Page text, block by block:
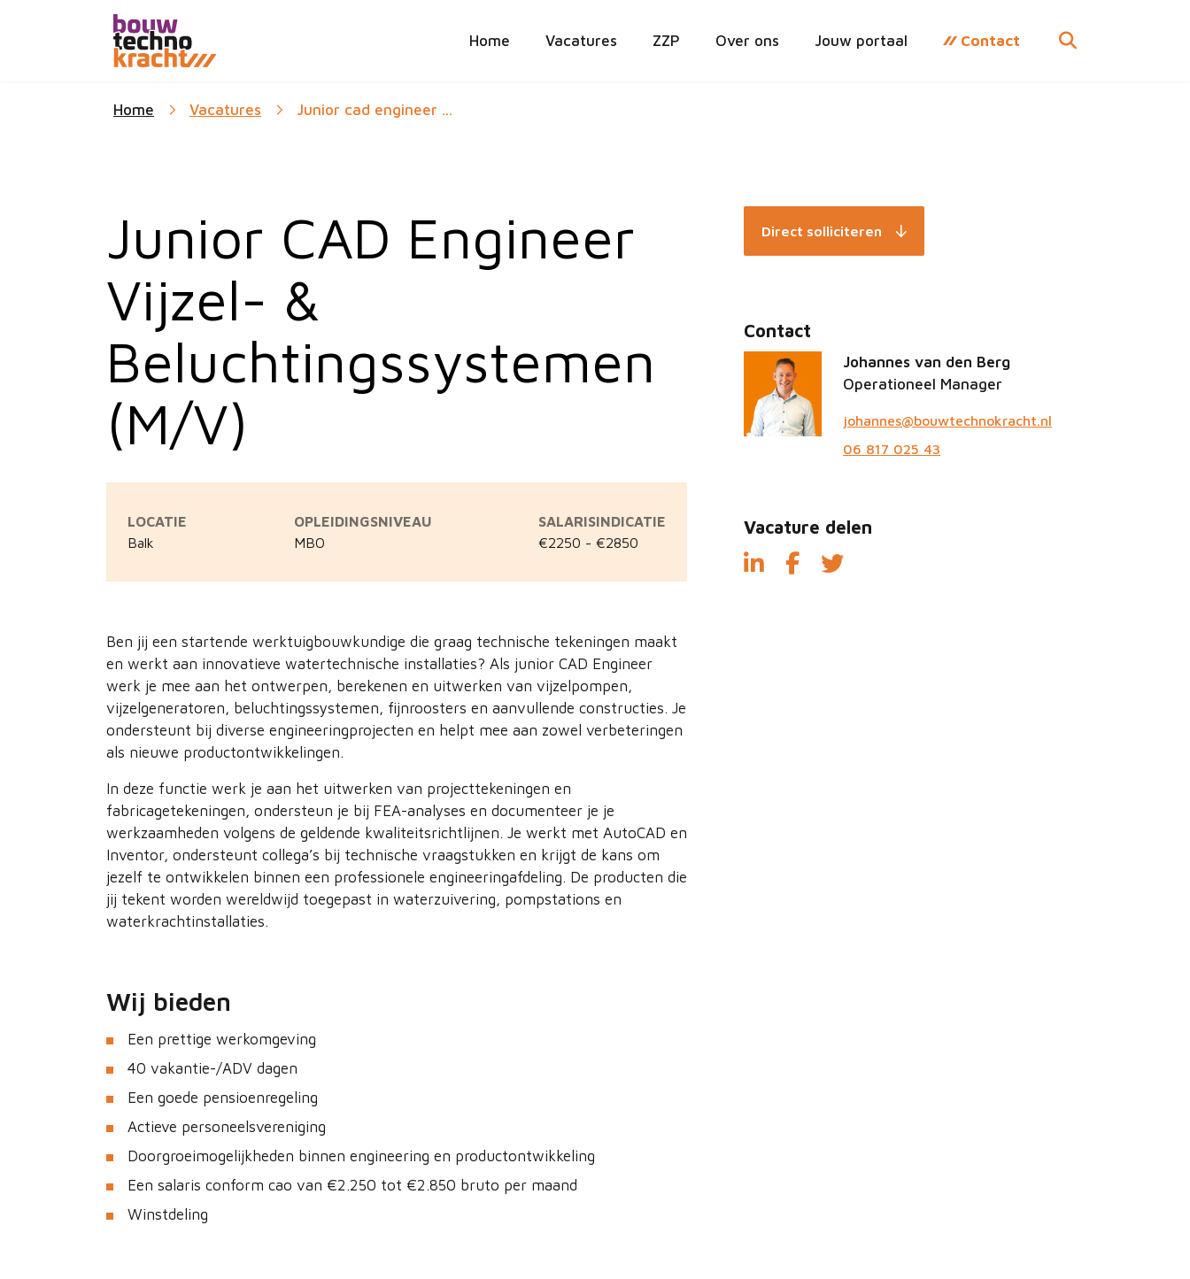
Home Vacatures ZZP Over ons Jouw portaal Contact
Home Vacatures Junior cad engineer ...
Junior CAD Engineer
Vijzel- &
Beluchtingssystemen
(M/V)
LOCATIE
Balk
OPLEIDINGSNIVEAU
MBO
SALARISINDICATIE
€2250 - €2850
Ben jij een startende werktuigbouwkundige die graag technische tekeningen maakt
en werkt aan innovatieve watertechnische installaties? Als junior CAD Engineer
werk je mee aan het ontwerpen, berekenen en uitwerken van vijzelpompen,
vijzelgeneratoren, beluchtingssystemen, fijnroosters en aanvullende constructies. Je
ondersteunt bij diverse engineeringprojecten en helpt mee aan zowel verbeteringen
als nieuwe productontwikkelingen.
In deze functie werk je aan het uitwerken van projecttekeningen en
fabricagetekeningen, ondersteun je bij FEA-analyses en documenteer je je
werkzaamheden volgens de geldende kwaliteitsrichtlijnen. Je werkt met AutoCAD en
Inventor, ondersteunt collega’s bij technische vraagstukken en krijgt de kans om
jezelf te ontwikkelen binnen een professionele engineeringafdeling. De producten die
jij tekent worden wereldwijd toegepast in waterzuivering, pompstations en
waterkrachtinstallaties.
Wij bieden
Een prettige werkomgeving
40 vakantie-/ADV dagen
Een goede pensioenregeling
Actieve personeelsvereniging
Doorgroeimogelijkheden binnen engineering en productontwikkeling
Een salaris conform cao van €2.250 tot €2.850 bruto per maand
Winstdeling
Direct solliciteren
Contact
Johannes van den Berg
Operationeel Manager
johannes@bouwtechnokracht.nl
06 817 025 43
Vacature delen